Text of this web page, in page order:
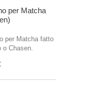
per Matcha
per Matcha fatto
o Chasen.